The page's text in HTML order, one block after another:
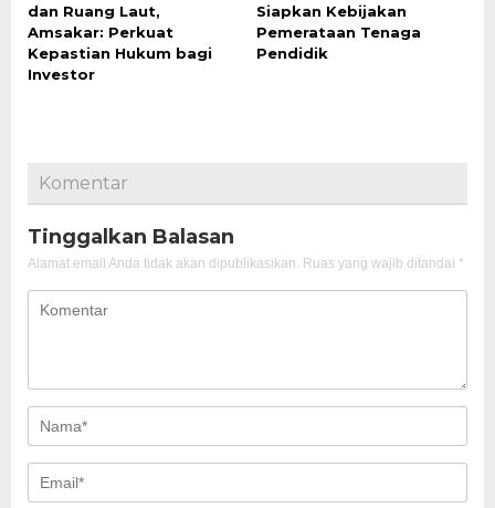
dan Ruang Laut,
Amsakar: Perkuat
Kepastian Hukum bagi
Investor
Siapkan Kebijakan
Pemerataan Tenaga
Pendidik
Komentar
Tinggalkan Balasan
Alamat email Anda tidak akan dipublikasikan. Ruas yang wajib ditandai *